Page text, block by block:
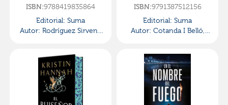
ISBN:9788419835864
Editorial: Suma
Autor: Rodríguez Sirvent,
ISBN:9791387512156
Editorial: Suma
Autor: Cotanda I Belló,